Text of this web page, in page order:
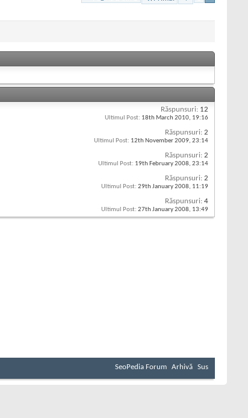
Răspunsuri: 12
Ultimul Post: 18th March 2010, 19:16
Răspunsuri: 2
Ultimul Post: 12th November 2009, 23:14
Răspunsuri: 2
Ultimul Post: 19th February 2008, 23:14
Răspunsuri: 2
Ultimul Post: 29th January 2008, 11:19
Răspunsuri: 4
Ultimul Post: 27th January 2008, 13:49
SeoPedia Forum Arhivă Sus